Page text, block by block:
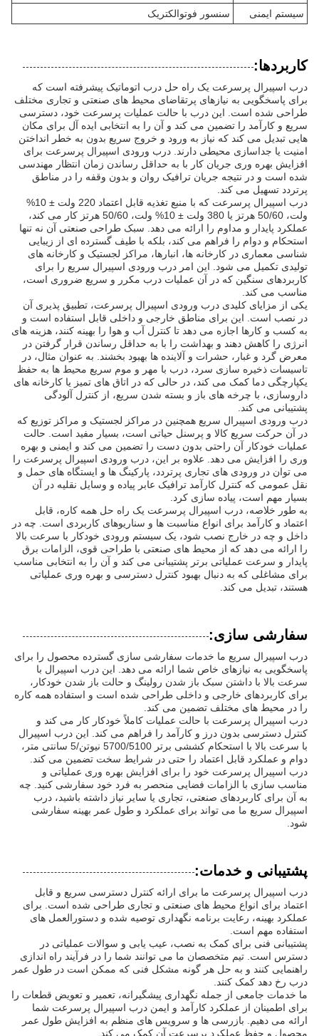
سیستم ایمنی سنسور فوتوالکتریک
کاربردها:
درب اسپیرال پرسرعت یک راه حل درب اتوماتیک پیشرفته است که
برای پاسخگویی به نیازهای پرتقاضای محیط های صنعتی و تجاری مختلف
طراحی شده است. این درب با حالت عملیات پرسرعت خود، دسترسی
سریع و کارآمد را تضمین می کند و آن را به انتخابی ایده آل برای مکان
هایی تبدیل می کند که نیاز به ورود و خروج سریع بدون به خطر انداختن
امنیت یا جداسازی محیطی دارند. درب ورودی اسپیرال پرسرعت برای
افزایش بهره وری جریان کار با به حداقل رساندن زمان انتظار مهندسی
شده است و در نتیجه جریان ترافیک روان و بدون وقفه را در مناطق
پرتردد تسهیل می کند.
درب اسپیرال پرسرعت که با منبع تغذیه قابل اعتماد 220 ولت ± 10%
ولت، 50/60 هرتز یا 380 ولت ± 10% ولت، 50/60 هرتز کار می کند،
عملکرد پایدار و مداوم را ارائه می دهد. سبک طراحی صنعتی آن نه تنها
استحکام و دوام را فراهم می کند، بلکه با طیف گسترده ای از زیبایی
شناسی معماری در کارخانه ها، انبارها، مراکز لجستیک و کارخانه های
تولیدی تکمیل می شود. این امر درب ورودی اسپیرال سریع را برای
کاربردهای سنگین که در آن عملیات درب مکرر و سریع ضروری است،
مناسب می کند.
یکی از مزایای کلیدی درب ورودی اسپیرال پرسرعت، تطبیق پذیری آن
در نصب است. این برای مناطق خارجی و داخلی قابل استفاده است و
به کسب و کارها اجازه می دهد تا کنترل آب و هوا را بهینه کنند، هزینه های
انرژی را کاهش دهند و بهداشت را با به حداقل رساندن قرار گرفتن در
معرض گرد و غبار، حشرات و آلاینده ها بهبود بخشند. به عنوان مثال، در
تاسیسات ذخیره سازی سرد، درب با مهر و موم سریع محیط ها به حفظ
یکپارچگی دما کمک می کند، در حالی که در اتاق های تمیز یا کارخانه های
داروسازی، با چرخه های باز و بسته شدن سریع، از کنترل آلودگی
پشتیبانی می کند.
درب ورودی اسپیرال سریع همچنین در مراکز لجستیک و مراکز توزیع که
در آن حرکت سریع کالا و پرسنل حیاتی است، بسیار مفید است. حالت
عملیات خودکار آن راحتی بدون دست را تضمین می کند و ایمنی و بهره
وری را افزایش می دهد. علاوه بر این، درب ورودی اسپیرال پرسرعت را
می توان در ورودی های تجاری پرتردد، پارکینگ ها و ایستگاه های حمل و
نقل عمومی که کنترل کارآمد ترافیک عابر پیاده و وسایل نقلیه در آن
بسیار مهم است، پیاده سازی کرد.
به طور خلاصه، درب اسپیرال پرسرعت یک راه حل همه کاره، قابل
اعتماد و کارآمد برای انواع مناسبت ها و سناریوهای کاربردی است. چه در
داخل و چه در خارج نصب شود، یک سیستم ورودی خودکار با سرعت بالا
را ارائه می دهد که از محیط های صنعتی با طراحی قوی، الزامات برق
پایدار و سرعت عملیاتی برتر پشتیبانی می کند و آن را به انتخابی مناسب
برای مشاغلی که به دنبال بهبود کنترل دسترسی و بهره وری عملیاتی
هستند، تبدیل می کند.
سفارشی سازی:
درب اسپیرال سریع ما خدمات سفارشی سازی گسترده محصول را برای
پاسخگویی به نیازهای خاص شما ارائه می دهد. این درب اسپیرال با
سرعت بالا با داشتن سبک باز شدن رولینگ و حالت باز شدن خودکار،
برای کاربردهای خارجی و داخلی طراحی شده است و استفاده همه کاره
را در محیط های مختلف تضمین می کند.
درب اسپیرال پرسرعت با حالت عملیات کاملاً خودکار کار می کند و
کنترل دسترسی بدون درز و کارآمد را فراهم می کند. این درب اسپیرال
با سرعت بالا با استحکام کششی برتر 5700/5100 نیوتن/5 سانتی متر،
دوام و عملکرد قابل اعتماد را حتی در شرایط سخت تضمین می کند.
درب اسپیرال پرسرعت خود را برای افزایش بهره وری عملیاتی و
مناسب سازی با الزامات فضایی منحصر به فرد خود سفارشی کنید. چه
به آن برای کاربردهای صنعتی، تجاری یا سایر نیاز داشته باشید، درب
اسپیرال سریع ما می تواند برای عملکرد و طول عمر بهینه سفارشی
شود.
پشتیبانی و خدمات:
درب اسپیرال پرسرعت ما برای ارائه کنترل دسترسی سریع و قابل
اعتماد برای انواع محیط های صنعتی و تجاری طراحی شده است. برای
عملکرد بهینه، رعایت برنامه نگهداری توصیه شده و دستورالعمل های
استفاده مهم است.
پشتیبانی فنی برای کمک به نصب، عیب یابی و سوالات عملیاتی در
دسترس است. تیم متخصصان ما می توانند شما را در فرآیند راه اندازی
راهنمایی کنند و به حل هر گونه مشکل فنی که ممکن است در طول عمر
درب رخ دهد کمک کنند.
ما خدمات جامعی از جمله نگهداری پیشگیرانه، تعمیر و تعویض قطعات را
برای اطمینان از عملکرد کارآمد و ایمن درب اسپیرال پرسرعت شما
ارائه می دهیم. بازرسی ها و سرویس های منظم به افزایش طول عمر
محصول و حفظ عملکرد پرسرعت آن کمک می کند.